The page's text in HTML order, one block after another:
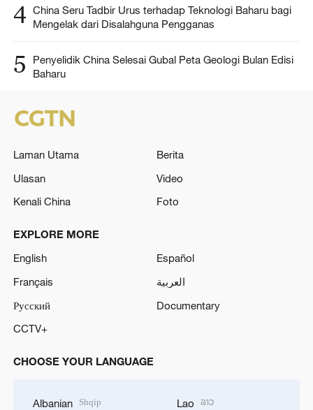
4 China Seru Tadbir Urus terhadap Teknologi Baharu bagi
Mengelak dari Disalahguna Pengganas
5
Penyelidik China Selesai Gubal Peta Geologi Bulan Edisi
Baharu
Laman Utama
Berita
Ulasan
Video
Kenali China
Foto
EXPLORE MORE
English
Español
Français
العربية
Русский
Documentary
CCTV+
CHOOSE YOUR LANGUAGE
Albanian Shqip Lao ລາວ